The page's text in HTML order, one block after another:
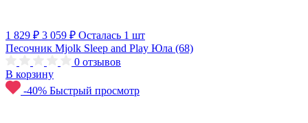
1 829 ₽ 3 059 ₽ Осталась 1 шт
Песочник Mjolk Sleep and Play Юла (68)
0 отзывов
В корзину
-40% Быстрый просмотр